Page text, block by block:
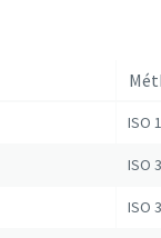
ISO
ISO
ISO